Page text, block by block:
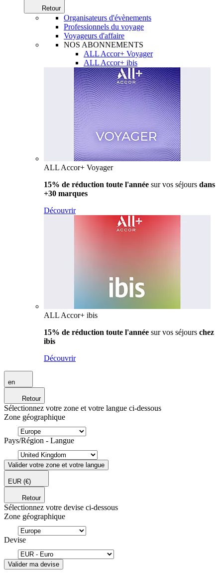
Retour
Organisateurs d'évènements
Professionnels du voyage
Voyageurs d'affaire
NOS ABONNEMENTS
ALL Accor+ Voyager
ALL Accor+ ibis
ALL Accor+ Voyager
15% de réduction toute l'année sur vos séjours dans
+30 marques
Découvrir
ALL Accor+ ibis
15% de réduction toute l'année sur vos séjours chez
ibis
Découvrir
en
Retour
Sélectionnez votre zone et votre langue ci-dessous
Zone géographique
Pays/Région - Langue
Valider votre zone et votre langue
EUR (€)
Retour
Sélectionnez votre devise ci-dessous
Zone géographique
Devise
Valider ma devise